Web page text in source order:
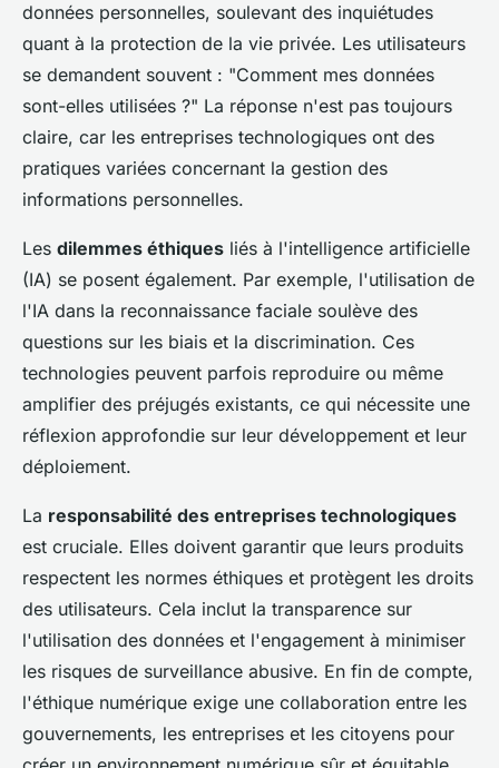
données personnelles, soulevant des inquiétudes
quant à la protection de la vie privée. Les utilisateurs
se demandent souvent : "Comment mes données
sont-elles utilisées ?" La réponse n'est pas toujours
claire, car les entreprises technologiques ont des
pratiques variées concernant la gestion des
informations personnelles.
Les dilemmes éthiques liés à l'intelligence artificielle
(IA) se posent également. Par exemple, l'utilisation de
l'IA dans la reconnaissance faciale soulève des
questions sur les biais et la discrimination. Ces
technologies peuvent parfois reproduire ou même
amplifier des préjugés existants, ce qui nécessite une
réflexion approfondie sur leur développement et leur
déploiement.
La responsabilité des entreprises technologiques
est cruciale. Elles doivent garantir que leurs produits
respectent les normes éthiques et protègent les droits
des utilisateurs. Cela inclut la transparence sur
l'utilisation des données et l'engagement à minimiser
les risques de surveillance abusive. En fin de compte,
l'éthique numérique exige une collaboration entre les
gouvernements, les entreprises et les citoyens pour